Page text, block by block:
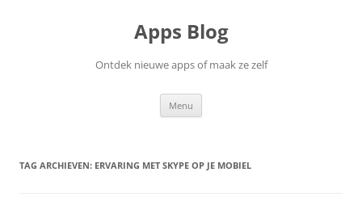
Apps Blog
Ontdek nieuwe apps of maak ze zelf
Menu
TAG ARCHIEVEN: ERVARING MET SKYPE OP JE MOBIEL